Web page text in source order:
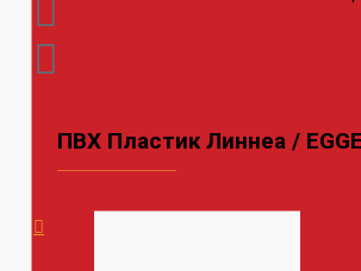
ПВХ Пластик Линнеа /